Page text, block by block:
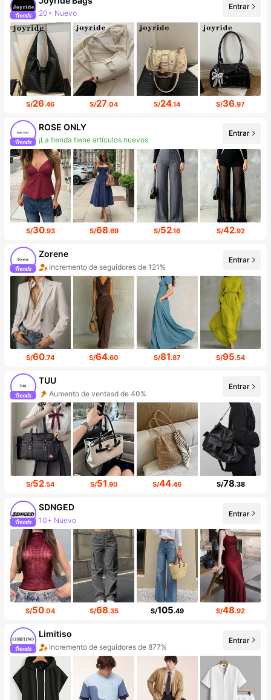
20+ Nuevo
Incremento de seguidores de 439%
Entrar
S/26.46 S/27.04 S/24.14 S/36.97
ROSE ONLY
¡La tienda tiene artículos nuevos
Incremento de seguidores de 219%
Entrar
S/30.93 S/68.69 S/52.16 S/42.92
Zorene
Incremento de seguidores de 121%
Entrar
S/60.74 S/64.60 S/81.87 S/95.54
TUU
Aumento de ventasd de 40%
Incremento de seguidores de 57%
Entrar
S/52.54 S/51.90 S/44.46 S/78.38
SDNGED
10+ Nuevo
141K seguidores
Entrar
S/50.04 S/68.35 S/105.49 S/48.92
Limitiso
Incremento de seguidores de 877%
Aumento de ventas del 999%+
Entrar